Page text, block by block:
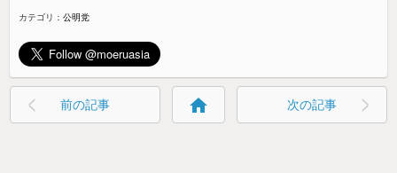
カテゴリ：公明党
前の記事 home 次の記事